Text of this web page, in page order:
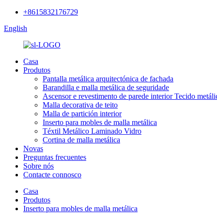
+8615832176729
English
Casa
Produtos
Pantalla metálica arquitectónica de fachada
Barandilla e malla metálica de seguridade
Ascensor e revestimento de parede interior Tecido
Malla decorativa de teito
Malla de partición interior
Inserto para mobles de malla metálica
Téxtil Metálico Laminado Vidro
Cortina de malla metálica
Novas
Preguntas frecuentes
Sobre nós
Contacte connosco
Casa
Produtos
Inserto para mobles de malla metálica